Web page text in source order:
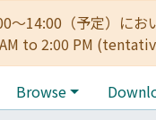
～14:00（予定）に
to 2:00 PM
Browse